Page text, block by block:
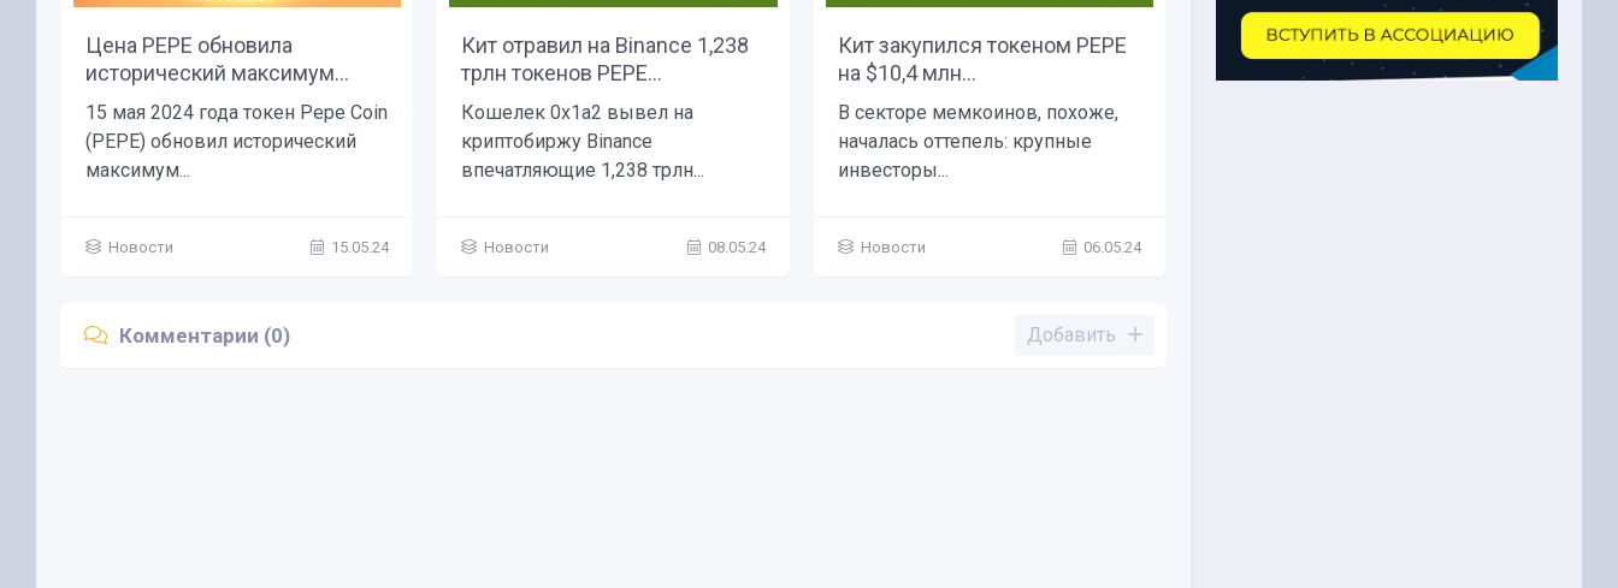
Цена PEPE обновила
исторический максимум...
15 мая 2024 года токен Pepe Coin
(PEPE) обновил исторический
максимум...
Новости 15.05.24
Кит отравил на Binance 1,238
трлн токенов PEPE...
Кошелек 0x1a2 вывел на
криптобиржу Binance
впечатляющие 1,238 трлн...
Новости 08.05.24
Кит закупился токеном PEPE
на $10,4 млн...
В секторе мемкоинов, похоже,
началась оттепель: крупные
инвесторы...
Новости 06.05.24
BlackRock заработали около
$2,39 млн на токене...
Комментарии (0) Добавить